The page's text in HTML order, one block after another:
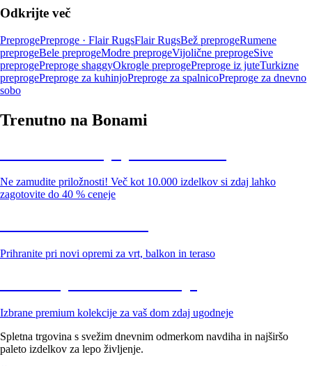
Odkrijte več
PreprogePreproge · Flair RugsFlair RugsBež preprogeRumene
preprogeBele preprogeModre preprogeVijolične preprogeSive
preprogePreproge shaggyOkrogle preprogePreproge iz juteTurkizne
preprogePreproge za kuhinjoPreproge za spalnicoPreproge za dnevno
sobo
Trenutno na Bonami
Ne zamudite priložnosti! Več kot 10.000 izdelkov si zdaj lahko
zagotovite do 40 % ceneje
Prihranite pri novi opremi za vrt, balkon in teraso
Izbrane premium kolekcije za vaš dom zdaj ugodneje
Spletna trgovina s svežim dnevnim odmerkom navdiha in najširšo
paleto izdelkov za lepo življenje.